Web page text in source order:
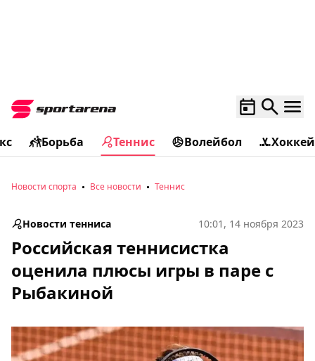
Борьба Теннис Волейбол Хоккей
Новости спорта Все новости Теннис
Новости тенниса 10:01, 14 ноября 2023
Российская теннисистка
оценила плюсы игры в паре с
Рыбакиной